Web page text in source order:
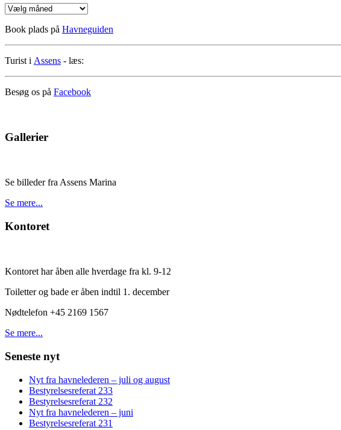
Nyhedsarkiv
Book plads på Havneguiden
Turist i Assens - læs:
Besøg os på Facebook
Gallerier
Se billeder fra Assens Marina
Se mere...
Kontoret
Kontoret har åben alle hverdage fra kl. 9-12
Toiletter og bade er åben indtil 1. december
Nødtelefon +45 2169 1567
Se mere...
Seneste nyt
Nyt fra havnelederen – juli og august
Bestyrelsesreferat 233
Bestyrelsesreferat 232
Nyt fra havnelederen – juni
Bestyrelsesreferat 231